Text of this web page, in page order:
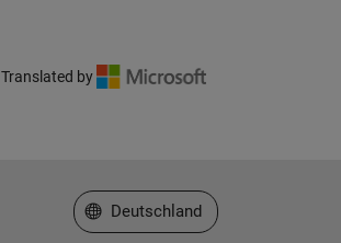
Translated by
Website auswählen
Deutschland